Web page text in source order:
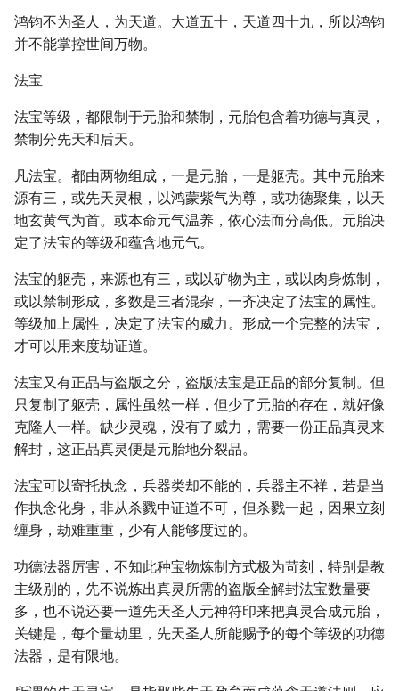
鸿钧不为圣人，为天道。大道五十，天道四十九，所以鸿钧
并不能掌控世间万物。
法宝
法宝等级，都限制于元胎和禁制，元胎包含着功德与真灵，
禁制分先天和后天。
凡法宝。都由两物组成，一是元胎，一是躯壳。其中元胎来
源有三，或先天灵根，以鸿蒙紫气为尊，或功德聚集，以天
地玄黄气为首。或本命元气温养，依心法而分高低。元胎决
定了法宝的等级和蕴含地元气。
法宝的躯壳，来源也有三，或以矿物为主，或以肉身炼制，
或以禁制形成，多数是三者混杂，一齐决定了法宝的属性。
等级加上属性，决定了法宝的威力。形成一个完整的法宝，
才可以用来度劫证道。
法宝又有正品与盗版之分，盗版法宝是正品的部分复制。但
只复制了躯壳，属性虽然一样，但少了元胎的存在，就好像
克隆人一样。缺少灵魂，没有了威力，需要一份正品真灵来
解封，这正品真灵便是元胎地分裂品。
法宝可以寄托执念，兵器类却不能的，兵器主不祥，若是当
作执念化身，非从杀戮中证道不可，但杀戮一起，因果立刻
缠身，劫难重重，少有人能够度过的。
功德法器厉害，不知此种宝物炼制方式极为苛刻，特别是教
主级别的，先不说炼出真灵所需的盗版全解封法宝数量要
多，也不说还要一道先天圣人元神符印来把真灵合成元胎，
关键是，每个量劫里，先天圣人所能赐予的每个等级的功德
法器，是有限地。